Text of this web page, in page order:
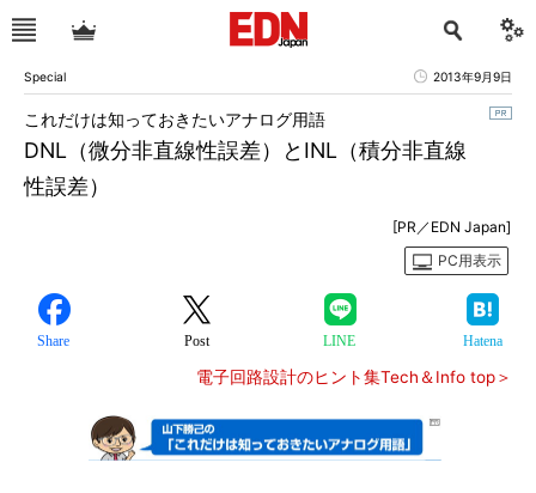
Special 2013年9月9日
DNL（微分非直線性誤差）とINL（積分非直線
性誤差）
これだけは知っておきたいアナログ用語
[PR／EDN Japan]
PC用表示
Share Post LINE Hatena
電子回路設計のヒント集Tech＆Info top＞